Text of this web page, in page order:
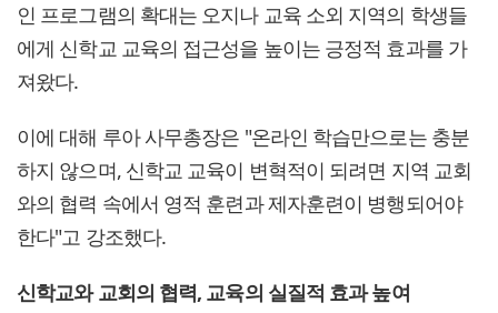
인 프로그램의 확대는 오지나 교육 소외 지역의 학생들
에게 신학교 교육의 접근성을 높이는 긍정적 효과를 가
져왔다.
이에 대해 루아 사무총장은 "온라인 학습만으로는 충분
하지 않으며, 신학교 교육이 변혁적이 되려면 지역 교회
와의 협력 속에서 영적 훈련과 제자훈련이 병행되어야
한다"고 강조했다.
신학교와 교회의 협력, 교육의 실질적 효과 높여